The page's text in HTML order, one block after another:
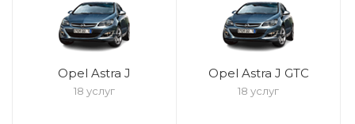
Opel Astra J
18 услуг
Opel Astra J GTC
18 услуг